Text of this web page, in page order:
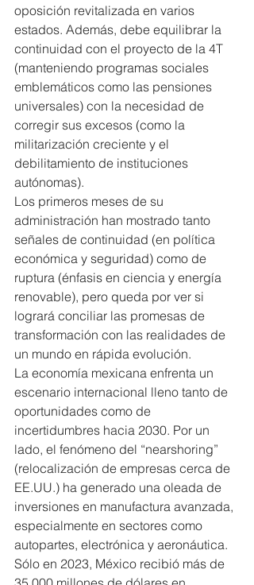
oposición revitalizada en varios
estados. Además, debe equilibrar la
continuidad con el proyecto de la 4T
(manteniendo programas sociales
emblemáticos como las pensiones
universales) con la necesidad de
corregir sus excesos (como la
militarización creciente y el
debilitamiento de instituciones
autónomas).
Los primeros meses de su
administración han mostrado tanto
señales de continuidad (en política
económica y seguridad) como de
ruptura (énfasis en ciencia y energía
renovable), pero queda por ver si
logrará conciliar las promesas de
transformación con las realidades de
un mundo en rápida evolución.
La economía mexicana enfrenta un
escenario internacional lleno tanto de
oportunidades como de
incertidumbres hacia 2030. Por un
lado, el fenómeno del “nearshoring”
(relocalización de empresas cerca de
EE.UU.) ha generado una oleada de
inversiones en manufactura avanzada,
especialmente en sectores como
autopartes, electrónica y aeronáutica.
Sólo en 2023, México recibió más de